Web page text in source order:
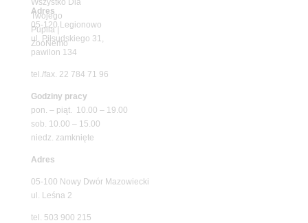
Adres
05-120 Legionowo
ul. Piłsudskiego 31,
pawilon 134
tel./fax. 22 784 71 96
Godziny pracy
pon. – piąt. 10.00 – 19.00
sob. 10.00 – 15.00
niedz. zamknięte
Adres
05-100 Nowy Dwór Mazowiecki
ul. Leśna 2
tel. 503 900 215